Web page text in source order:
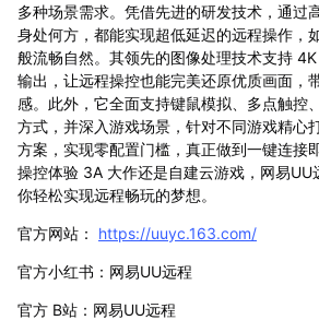
多种场景需求。凭借先进的研发技术，通过
身处何方，都能实现超低延迟的远程操作，
般流畅自然。其领先的图像处理技术支持
输出，让远程操控也能完美还原优质画面，
感。此外，它全面支持键鼠模拟、多点触控
方式，并深入游戏场景，针对不同游戏精心
方案，实现零配置门槛，真正做到一键连接
操控体验 3A 大作还是自建云游戏，网易UU
你轻松实现远程畅玩的梦想。
官方网站： https://uuyc.163.com/
官方小红书：网易UU远程
官方 B站：网易UU远程